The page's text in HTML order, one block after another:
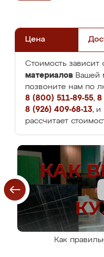
Цена
Стоимость зависит
материалов Вашей
позвоните нам по
8 (800) 511-89-55, 8
8 (926) 409-68-13, и
рассчитает
Как